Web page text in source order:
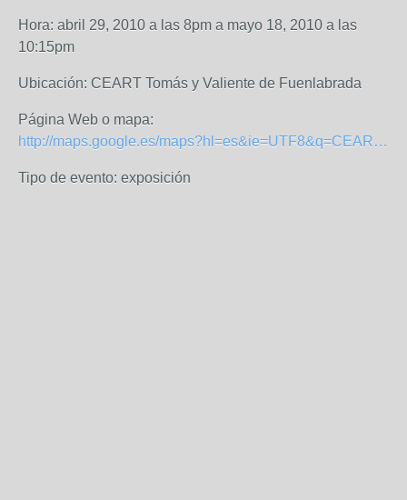
Hora: abril 29, 2010 a las 8pm a mayo 18, 2010 a las
10:15pm
Ubicación: CEART Tomás y Valiente de Fuenlabrada
Página Web o mapa:
http://maps.google.es/maps?hl=es&ie=UTF8&q=CEART+TOmas+y+Valiente+Fuenlabrada&hq=CEART+TOmas+y+Valiente&hnear=Fuenlabrada&ll=40.292948,-3.790412&spn=0.015418,0.027423&z=15
Tipo de evento: exposición